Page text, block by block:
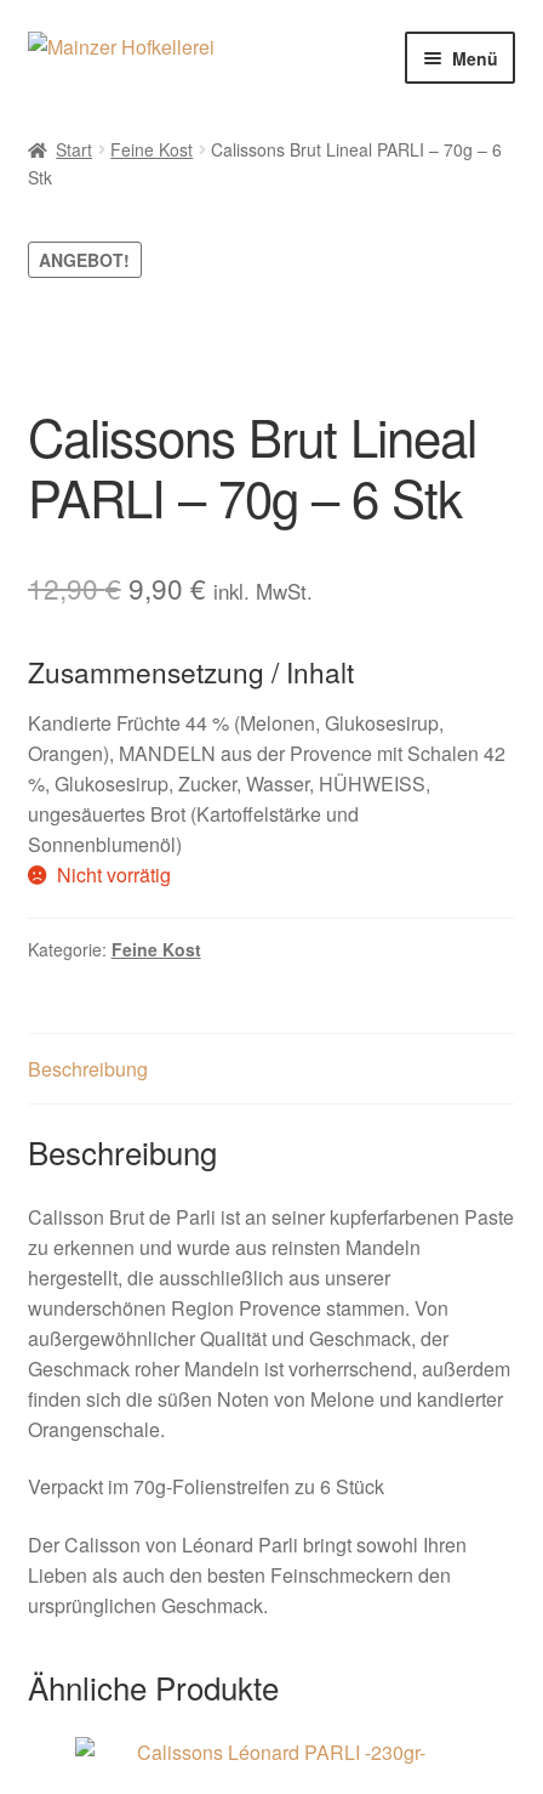
Zur
Zum
Menü
Shop
Geschichte
Start Feine Kost
Calissons Brut Lineal PARLI – 70g – 6
Stk
ANGEBOT!
Calissons Brut Lineal
PARLI – 70g – 6 Stk
12,90€ Ursprünglicher
war:
12,90 €
9,90 €Aktueller
ist:
9,90 €.
inkl. MwSt.
Zusammensetzung / Inhalt
Kandierte Früchte 44 % (Melonen, Glukosesirup,
Orangen), MANDELN aus der Provence mit Schalen 42
%, Glukosesirup, Zucker, Wasser, HÜHWEISS,
ungesäuertes Brot (Kartoffelstärke und
Sonnenblumenöl)
Nicht vorrätig
Kategorie: Feine Kost
Beschreibung
Beschreibung
Calisson Brut de Parli ist an seiner kupferfarbenen Paste
zu erkennen und wurde aus reinsten Mandeln
hergestellt, die ausschließlich aus unserer
wunderschönen Region Provence stammen. Von
außergewöhnlicher Qualität und Geschmack, der
Geschmack roher Mandeln ist vorherrschend, außerdem
finden sich die süßen Noten von Melone und kandierter
Orangenschale.
Verpackt im 70g-Folienstreifen zu 6 Stück
Der Calisson von Léonard Parli bringt sowohl Ihren
Lieben als auch den besten Feinschmeckern den
ursprünglichen Geschmack.
Ähnliche Produkte